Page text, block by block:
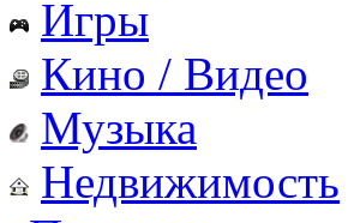
Игры
Кино / Видео
Музыка
Недвижимость